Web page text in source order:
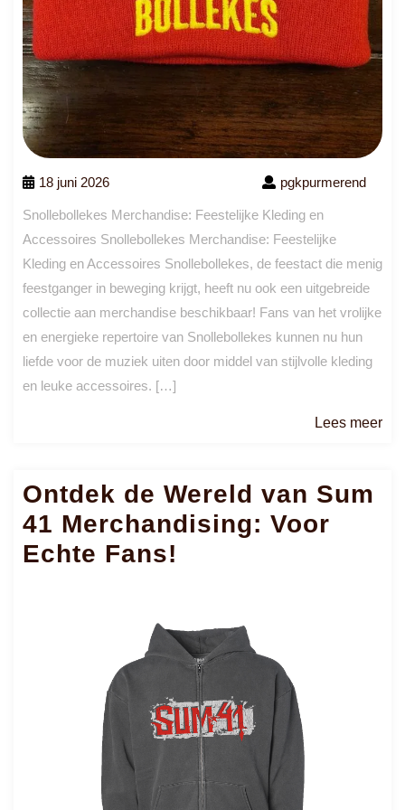
18 juni 2026 pgkpurmerend
Snollebollekes Merchandise: Feestelijke Kleding en
Accessoires Snollebollekes Merchandise: Feestelijke
Kleding en Accessoires Snollebollekes, de feestact die menig
feestganger in beweging krijgt, heeft nu ook een uitgebreide
collectie aan merchandise beschikbaar! Fans van het vrolijke
en energieke repertoire van Snollebollekes kunnen nu hun
liefde voor de muziek uiten door middel van stijlvolle kleding
en leuke accessoires. […]
Lees meer
Ontdek de Wereld van Sum
41 Merchandising: Voor
Echte Fans!